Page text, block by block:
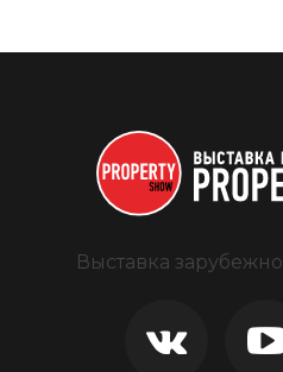
Выставка